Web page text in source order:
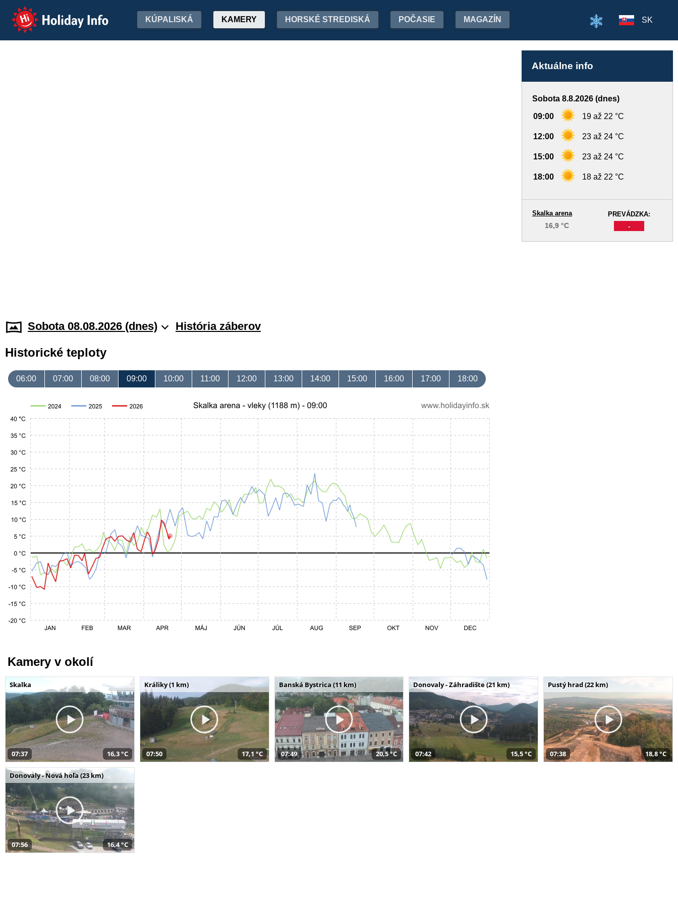
Holiday Info KÚPALISKÁ KAMERY HORSKÉ STREDISKÁ POČASIE MAGAZÍN SK
Aktuálne info
Sobota 8.8.2026 (dnes)
09:00 19 až 22 °C
12:00 23 až 24 °C
15:00 23 až 24 °C
18:00 18 až 22 °C
PREVÁDZKA:
-
Skalka arena
16,9 °C
Sobota 08.08.2026 (dnes) História záberov
Historické teploty
06:00 07:00 08:00 09:00 10:00 11:00 12:00 13:00 14:00 15:00 16:00 17:00 18:00
Kamery v okolí
Skalka
07:37 16,3 °C
Králiky (1 km)
07:50 17,1 °C
Banská Bystrica (11 km)
07:49 20,5 °C
Donovaly - Záhradište (21 km)
07:42 15,5 °C
Pustý hrad (22 km)
07:38 18,8 °C
Donovaly - Nová hoľa (23 km)
07:56 16,4 °C